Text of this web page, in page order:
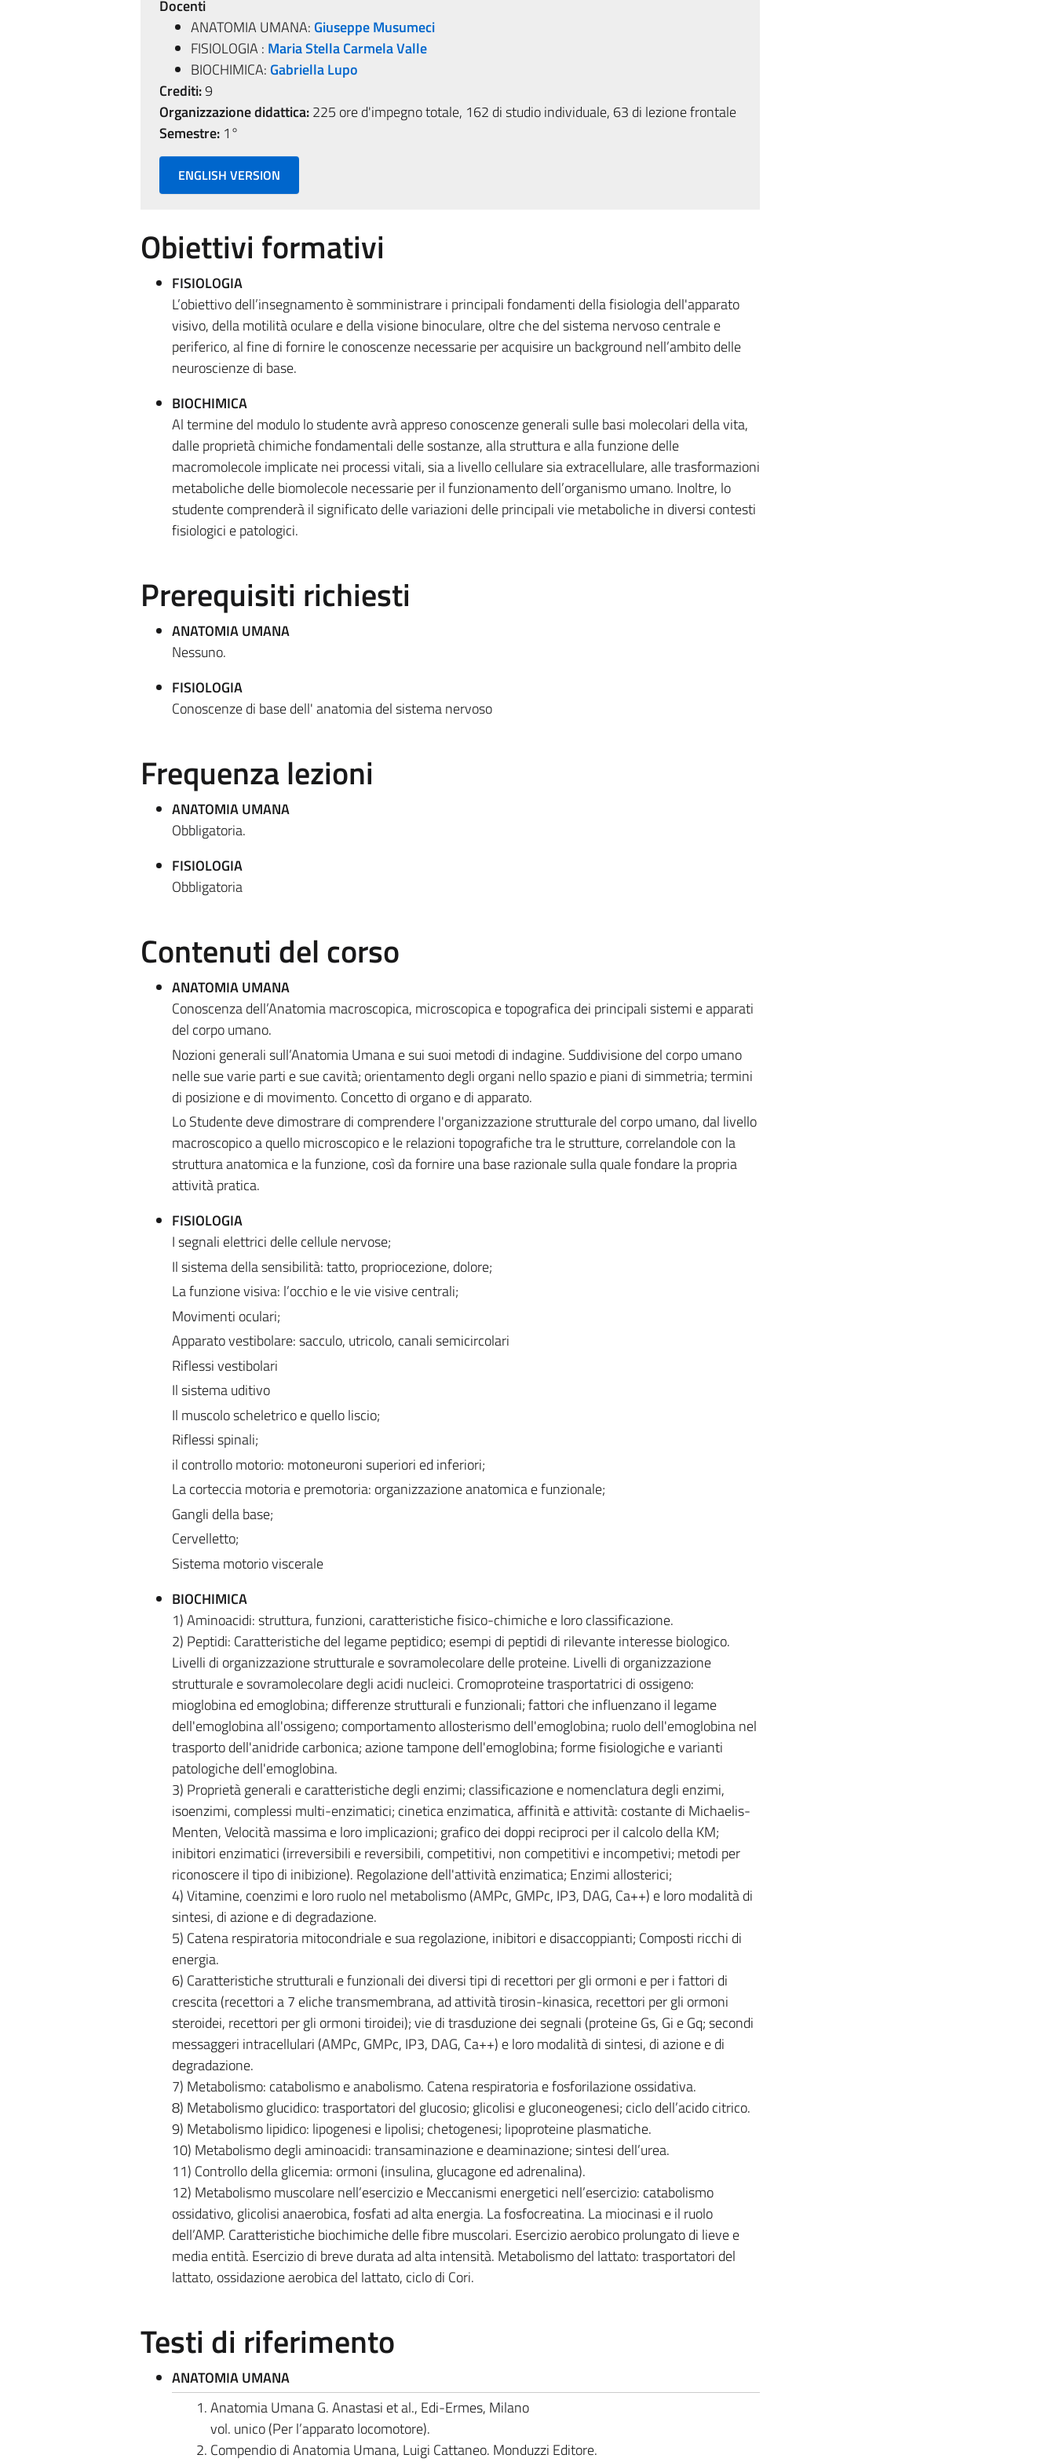
Docenti
ANATOMIA UMANA: Giuseppe Musumeci
FISIOLOGIA : Maria Stella Carmela Valle
BIOCHIMICA: Gabriella Lupo
Crediti:9
Organizzazione didattica:225 ore d'impegno totale, 162 di studio individuale, 63 di lezione frontale
Semestre:1°
ENGLISH VERSION
Obiettivi formativi
FISIOLOGIA
L’obiettivo dell’insegnamento è somministrare i principali fondamenti della fisiologia dell'apparato
visivo, della motilità oculare e della visione binoculare, oltre che del sistema nervoso centrale e
periferico, al fine di fornire le conoscenze necessarie per acquisire un background nell’ambito delle
neuroscienze di base.
BIOCHIMICA
Al termine del modulo lo studente avrà appreso conoscenze generali sulle basi molecolari della vita,
dalle proprietà chimiche fondamentali delle sostanze, alla struttura e alla funzione delle
macromolecole implicate nei processi vitali, sia a livello cellulare sia extracellulare, alle trasformazioni
metaboliche delle biomolecole necessarie per il funzionamento dell’organismo umano. Inoltre, lo
studente comprenderà il significato delle variazioni delle principali vie metaboliche in diversi contesti
fisiologici e patologici.
Prerequisiti richiesti
ANATOMIA UMANA
Nessuno.
FISIOLOGIA
Conoscenze di base dell' anatomia del sistema nervoso
Frequenza lezioni
ANATOMIA UMANA
Obbligatoria.
FISIOLOGIA
Obbligatoria
Contenuti del corso
ANATOMIA UMANA
Conoscenza dell’Anatomia macroscopica, microscopica e topografica dei principali sistemi e apparati
del corpo umano.
Nozioni generali sull’Anatomia Umana e sui suoi metodi di indagine. Suddivisione del corpo umano
nelle sue varie parti e sue cavità; orientamento degli organi nello spazio e piani di simmetria; termini
di posizione e di movimento. Concetto di organo e di apparato.
Lo Studente deve dimostrare di comprendere l'organizzazione strutturale del corpo umano, dal livello
macroscopico a quello microscopico e le relazioni topografiche tra le strutture, correlandole con la
struttura anatomica e la funzione, così da fornire una base razionale sulla quale fondare la propria
attività pratica.
FISIOLOGIA
I segnali elettrici delle cellule nervose;
Il sistema della sensibilità: tatto, propriocezione, dolore;
La funzione visiva: l’occhio e le vie visive centrali;
Movimenti oculari;
Apparato vestibolare: sacculo, utricolo, canali semicircolari
Riflessi vestibolari
Il sistema uditivo
Il muscolo scheletrico e quello liscio;
Riflessi spinali;
il controllo motorio: motoneuroni superiori ed inferiori;
La corteccia motoria e premotoria: organizzazione anatomica e funzionale;
Gangli della base;
Cervelletto;
Sistema motorio viscerale
BIOCHIMICA
1) Aminoacidi: struttura, funzioni, caratteristiche fisico-chimiche e loro classificazione.
2) Peptidi: Caratteristiche del legame peptidico; esempi di peptidi di rilevante interesse biologico.
Livelli di organizzazione strutturale e sovramolecolare delle proteine. Livelli di organizzazione
strutturale e sovramolecolare degli acidi nucleici. Cromoproteine trasportatrici di ossigeno:
mioglobina ed emoglobina; differenze strutturali e funzionali; fattori che influenzano il legame
dell'emoglobina all'ossigeno; comportamento allosterismo dell'emoglobina; ruolo dell'emoglobina nel
trasporto dell'anidride carbonica; azione tampone dell'emoglobina; forme fisiologiche e varianti
patologiche dell'emoglobina.
3) Proprietà generali e caratteristiche degli enzimi; classificazione e nomenclatura degli enzimi,
isoenzimi, complessi multi-enzimatici; cinetica enzimatica, affinità e attività: costante di Michaelis-
Menten, Velocità massima e loro implicazioni; grafico dei doppi reciproci per il calcolo della KM;
inibitori enzimatici (irreversibili e reversibili, competitivi, non competitivi e incompetivi; metodi per
riconoscere il tipo di inibizione). Regolazione dell'attività enzimatica; Enzimi allosterici;
4) Vitamine, coenzimi e loro ruolo nel metabolismo (AMPc, GMPc, IP3, DAG, Ca++) e loro modalità di
sintesi, di azione e di degradazione.
5) Catena respiratoria mitocondriale e sua regolazione, inibitori e disaccoppianti; Composti ricchi di
energia.
6) Caratteristiche strutturali e funzionali dei diversi tipi di recettori per gli ormoni e per i fattori di
crescita (recettori a 7 eliche transmembrana, ad attività tirosin-kinasica, recettori per gli ormoni
steroidei, recettori per gli ormoni tiroidei); vie di trasduzione dei segnali (proteine Gs, Gi e Gq; secondi
messaggeri intracellulari (AMPc, GMPc, IP3, DAG, Ca++) e loro modalità di sintesi, di azione e di
degradazione.
7) Metabolismo: catabolismo e anabolismo. Catena respiratoria e fosforilazione ossidativa.
8) Metabolismo glucidico: trasportatori del glucosio; glicolisi e gluconeogenesi; ciclo dell’acido citrico.
9) Metabolismo lipidico: lipogenesi e lipolisi; chetogenesi; lipoproteine plasmatiche.
10) Metabolismo degli aminoacidi: transaminazione e deaminazione; sintesi dell’urea.
11) Controllo della glicemia: ormoni (insulina, glucagone ed adrenalina).
12) Metabolismo muscolare nell’esercizio e Meccanismi energetici nell’esercizio: catabolismo
ossidativo, glicolisi anaerobica, fosfati ad alta energia. La fosfocreatina. La miocinasi e il ruolo
dell’AMP. Caratteristiche biochimiche delle fibre muscolari. Esercizio aerobico prolungato di lieve e
media entità. Esercizio di breve durata ad alta intensità. Metabolismo del lattato: trasportatori del
lattato, ossidazione aerobica del lattato, ciclo di Cori.
Testi di riferimento
ANATOMIA UMANA
Anatomia Umana G. Anastasi et al., Edi-Ermes, Milano
vol. unico (Per l’apparato locomotore).
Compendio di Anatomia Umana, Luigi Cattaneo. Monduzzi Editore.